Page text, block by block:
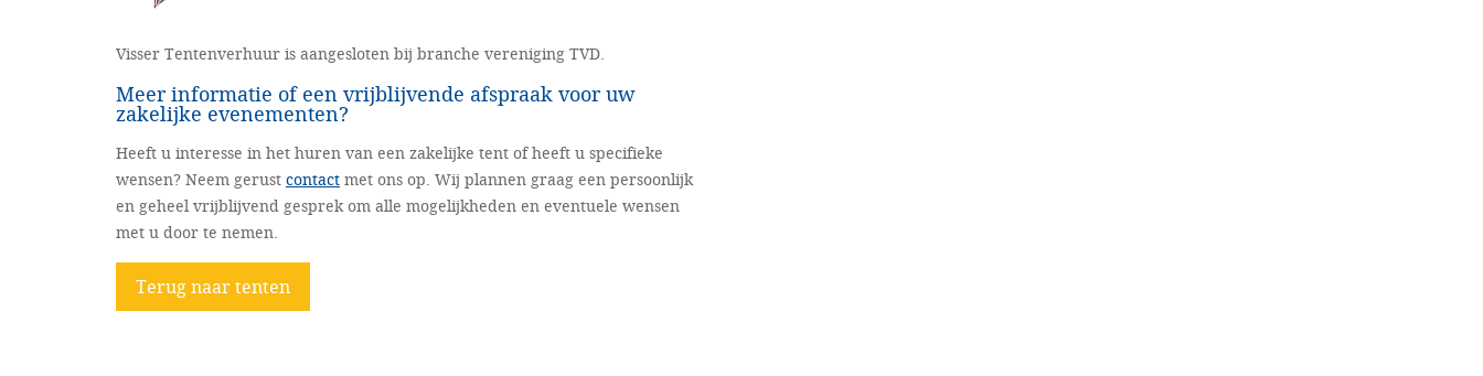
Visser Tentenverhuur is aangesloten bij branche vereniging TVD.
Meer informatie of een vrijblijvende afspraak voor uw
zakelijke evenementen?
Heeft u interesse in het huren van een zakelijke tent of heeft u specifieke
wensen? Neem gerust contactmet ons op. Wij plannen graag een persoonlijk
en geheel vrijblijvend gesprek om alle mogelijkheden en eventuele wensen
met u door te nemen.
Terug naar tenten